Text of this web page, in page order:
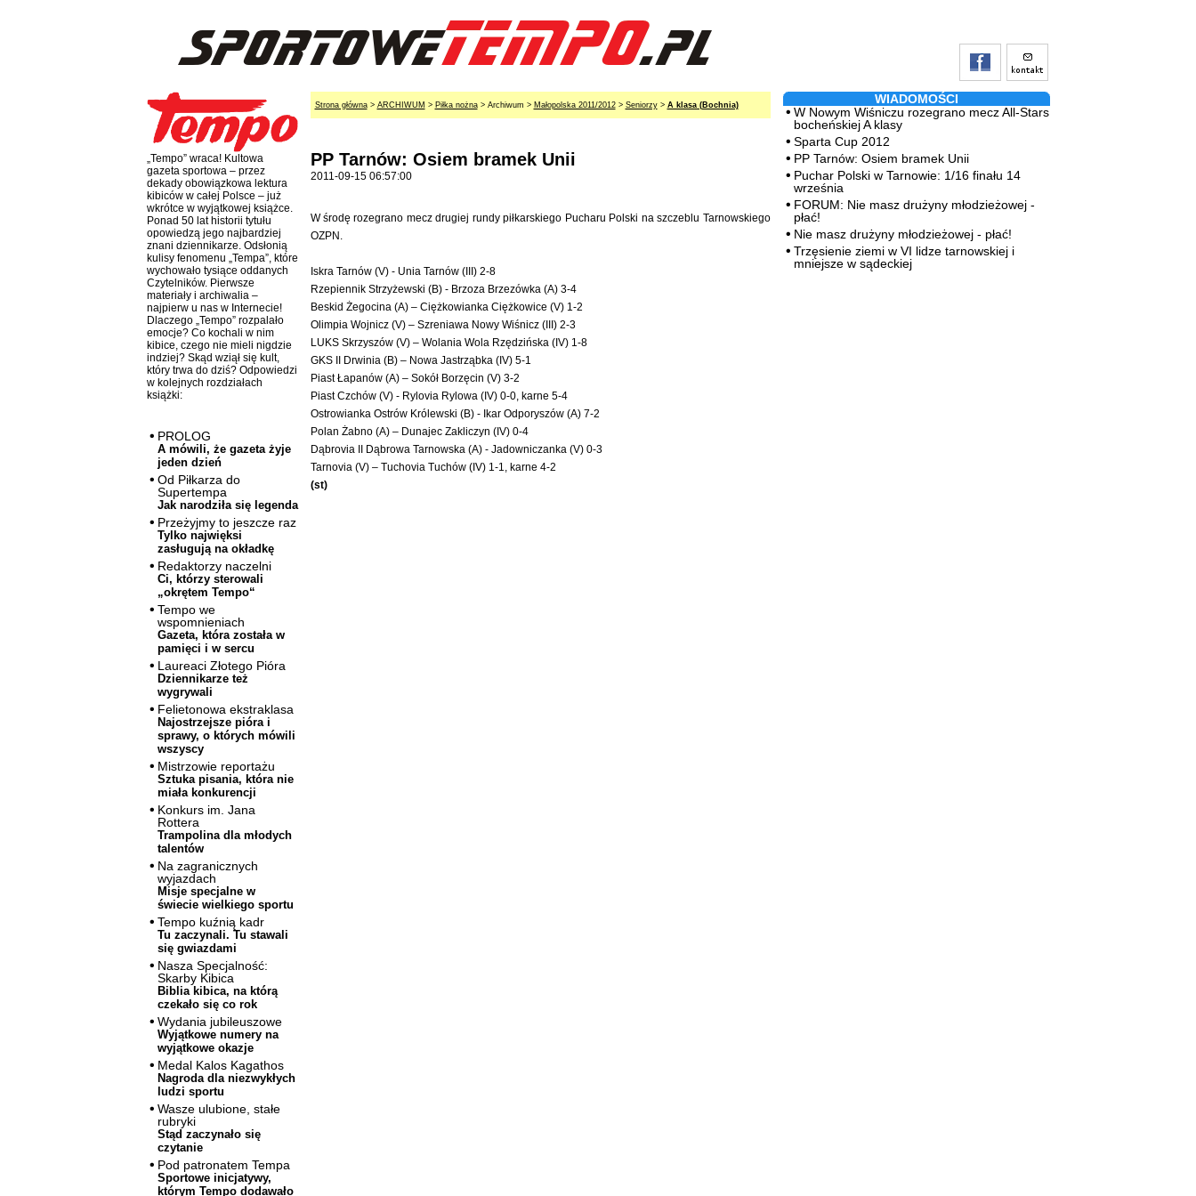
„Tempo” wraca! Kultowa
gazeta sportowa – przez
dekady obowiązkowa lektura
kibiców w całej Polsce – już
wkrótce w wyjątkowej książce.
Ponad 50 lat historii tytułu
opowiedzą jego najbardziej
znani dziennikarze. Odsłonią
kulisy fenomenu „Tempa”, które
wychowało tysiące oddanych
Czytelników. Pierwsze
materiały i archiwalia –
najpierw u nas w Internecie!
Dlaczego „Tempo” rozpalało
emocje? Co kochali w nim
kibice, czego nie mieli nigdzie
indziej? Skąd wziął się kult,
który trwa do dziś? Odpowiedzi
w kolejnych rozdziałach
książki:
PROLOG
A mówili, że gazeta żyje
jeden dzień
Od Piłkarza do
Supertempa
Jak narodziła się legenda
Przeżyjmy to jeszcze raz
Tylko najwięksi
zasługują na okładkę
Redaktorzy naczelni
Ci, którzy sterowali
„okrętem Tempo“
Tempo we
wspomnieniach
Gazeta, która została w
pamięci i w sercu
Laureaci Złotego Pióra
Dziennikarze też
wygrywali
Felietonowa ekstraklasa
Najostrzejsze pióra i
sprawy, o których mówili
wszyscy
Mistrzowie reportażu
Sztuka pisania, która nie
miała konkurencji
Konkurs im. Jana
Rottera
Trampolina dla młodych
talentów
Na zagranicznych
wyjazdach
Misje specjalne w
świecie wielkiego sportu
Tempo kuźnią kadr
Tu zaczynali. Tu stawali
się gwiazdami
Nasza Specjalność:
Skarby Kibica
Biblia kibica, na którą
czekało się co rok
Wydania jubileuszowe
Wyjątkowe numery na
wyjątkowe okazje
Medal Kalos Kagathos
Nagroda dla niezwykłych
ludzi sportu
Wasze ulubione, stałe
rubryki
Stąd zaczynało się
czytanie
Pod patronatem Tempa
Sportowe inicjatywy,
którym Tempo dodawało
Strona główna> ARCHIWUM > Piłka nożna> Archiwum > Małopolska 2011/2012> Seniorzy> A klasa (Bochnia)
PP Tarnów: Osiem bramek Unii
2011-09-15 06:57:00
W środę rozegrano mecz drugiej rundy piłkarskiego Pucharu Polski na szczeblu Tarnowskiego
OZPN.
Iskra Tarnów (V) - Unia Tarnów (III) 2-8
Rzepiennik Strzyżewski (B) - Brzoza Brzezówka (A) 3-4
Beskid Żegocina (A) – Ciężkowianka Ciężkowice (V) 1-2
Olimpia Wojnicz (V) – Szreniawa Nowy Wiśnicz (III) 2-3
LUKS Skrzyszów (V) – Wolania Wola Rzędzińska (IV) 1-8
GKS II Drwinia (B) – Nowa Jastrząbka (IV) 5-1
Piast Łapanów (A) – Sokół Borzęcin (V) 3-2
Piast Czchów (V) - Rylovia Rylowa (IV) 0-0, karne 5-4
Ostrowianka Ostrów Królewski (B) - Ikar Odporyszów (A) 7-2
Polan Żabno (A) – Dunajec Zakliczyn (IV) 0-4
Dąbrovia II Dąbrowa Tarnowska (A) - Jadowniczanka (V) 0-3
Tarnovia (V) – Tuchovia Tuchów (IV) 1-1, karne 4-2
(st)
WIADOMOŚCI
W Nowym Wiśniczu rozegrano mecz All-Stars
bocheńskiej A klasy
Sparta Cup 2012
PP Tarnów: Osiem bramek Unii
Puchar Polski w Tarnowie: 1/16 finału 14
września
FORUM: Nie masz drużyny młodzieżowej -
płać!
Nie masz drużyny młodzieżowej - płać!
Trzęsienie ziemi w VI lidze tarnowskiej i
mniejsze w sądeckiej